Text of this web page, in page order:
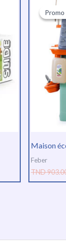
Promo
Maison
Promo
Feber
TND